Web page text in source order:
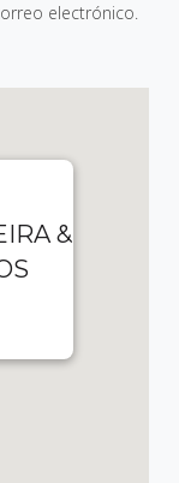
electrónico.
&